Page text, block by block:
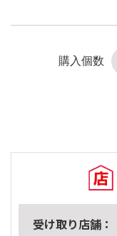
購入個数
受け取り店舗：